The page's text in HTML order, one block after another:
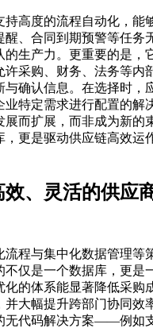
持高度的流程自动化，能
醒、合同到期预警等任务
的生产力。更重要的是，
许采购、财务、法务等内
与确认信息。在选择时，
业特定需求进行配置的解
展而扩展，而非成为新的
，更是驱动供应链高效运
、灵活的供应
程与集中化数据管理等
不仅是一个数据库，更是
化的体系能显著降低采购
并大幅提升跨部门协同效
无代码解决方案——例如